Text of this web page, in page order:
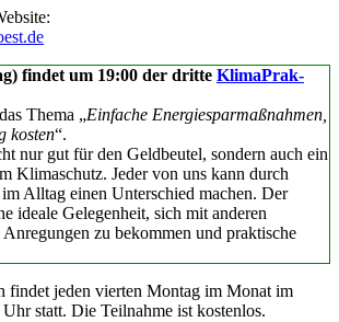
findet um 19:00 der dritte KlimaPrak-
Thema „Einfache Energiesparmaßnahmen,
kosten“.
nur gut für den Geldbeutel, sondern auch ein
Klimaschutz. Jeder von uns kann durch
Alltag einen Unterschied machen. Der
ideale Gelegenheit, sich mit anderen
Anregungen zu bekommen und praktische
findet jeden vierten Montag im Monat im
statt. Die Teilnahme ist kostenlos.